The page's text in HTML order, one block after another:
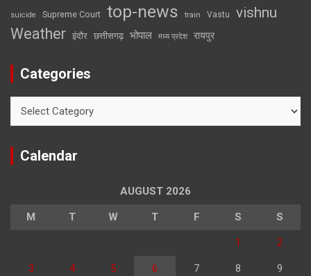
suicide Supreme Court top-news train Vastu vishnu
Weather इंदौर छत्तीसगढ़ भोपाल मध्य प्रदेश रायपुर
Categories
Calendar
AUGUST 2026
M T W T F S S
1 2
3 4 5 6 7 8 9